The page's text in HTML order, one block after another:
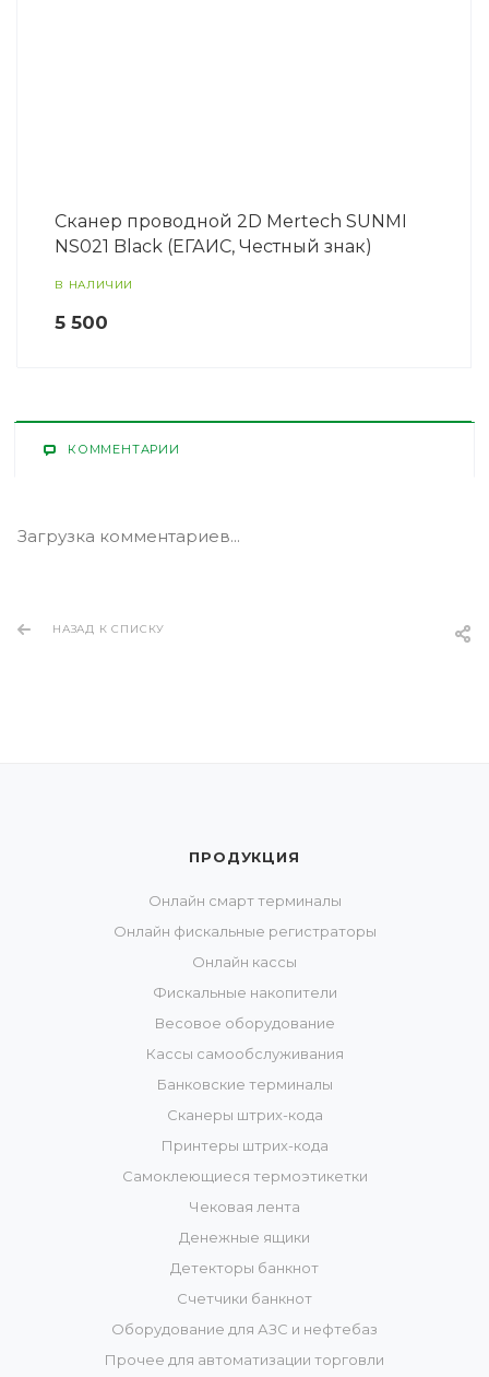
Сканер проводной 2D Mertech SUNMI
NS021 Black (ЕГАИС, Честный знак)
В НАЛИЧИИ
5 500
КОММЕНТАРИИ
Загрузка комментариев...
НАЗАД К СПИСКУ
ПРОДУКЦИЯ
Онлайн смарт терминалы
Онлайн фискальные регистраторы
Онлайн кассы
Фискальные накопители
Весовое оборудование
Кассы самообслуживания
Банковские терминалы
Сканеры штрих-кода
Принтеры штрих-кода
Самоклеющиеся термоэтикетки
Чековая лента
Денежные ящики
Детекторы банкнот
Счетчики банкнот
Оборудование для АЗС и нефтебаз
Прочее для автоматизации торговли